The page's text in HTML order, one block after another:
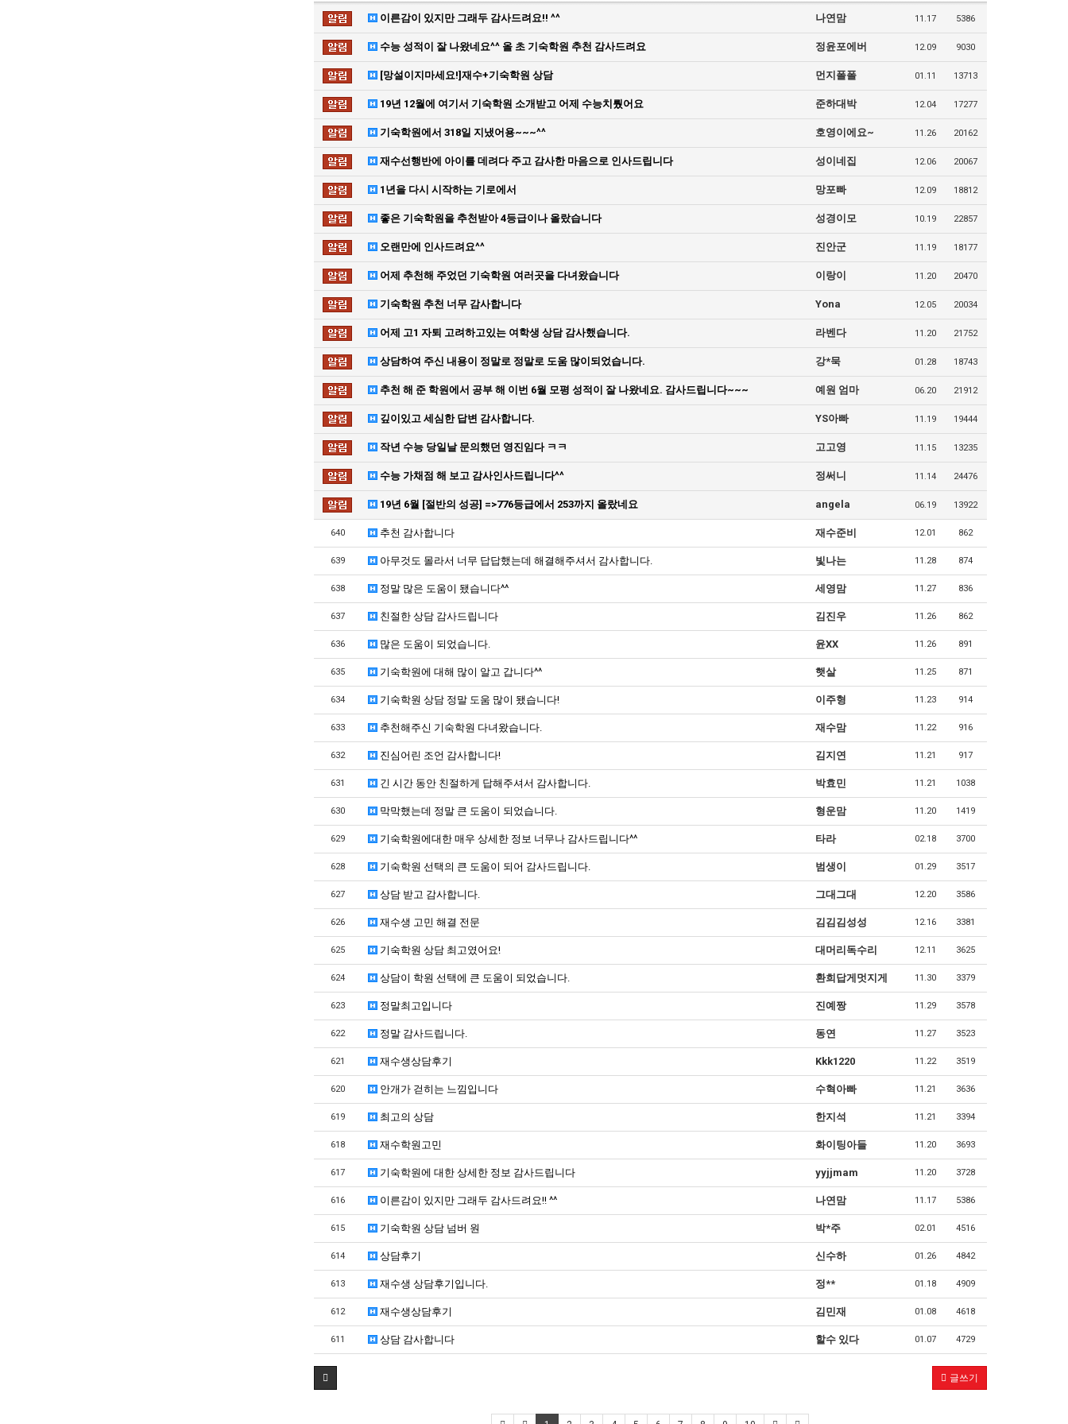
이른감이 있지만 그래두 감사드려요!! ^^ 나연맘 11.17 5386
수능 성적이 잘 나왔네요^^ 올 초 기숙학원 추천 감사드려요 정윤포에버 12.09 9030
[망설이지마세요!]재수+기숙학원 상담 먼지폴폴 01.11 13713
19년 12월에 여기서 기숙학원 소개받고 어제 수능치뤘어요 준하대박 12.04 17277
기숙학원에서 318일 지냈어용~~~^^ 호영이에요~ 11.26 20162
재수선행반에 아이를 데려다 주고 감사한 마음으로 인사드립니다 성이네집 12.06 20067
1년을 다시 시작하는 기로에서 망포빠 12.09 18812
좋은 기숙학원을 추천받아 4등급이나 올랐습니다 성경이모 10.19 22857
오랜만에 인사드려요^^ 진안군 11.19 18177
어제 추천해 주었던 기숙학원 여러곳을 다녀왔습니다 이랑이 11.20 20470
기숙학원 추천 너무 감사합니다 Yona 12.05 20034
어제 고1 자퇴 고려하고있는 여학생 상담 감사했습니다. 라벤다 11.20 21752
상담하여 주신 내용이 정말로 정말로 도움 많이되었습니다. 강*묵 01.28 18743
추천 해 준 학원에서 공부 해 이번 6월 모평 성적이 잘 나왔네요. 감사드립니다~~~ 예원 엄마 06.20 21912
깊이있고 세심한 답변 감사합니다. YS아빠 11.19 19444
작년 수능 당일날 문의했던 영진임다 ㅋㅋ 고고영 11.15 13235
수능 가채점 해 보고 감사인사드립니다^^ 정써니 11.14 24476
19년 6월 [절반의 성공] =>776등급에서 253까지 올랐네요 angela 06.19 13922
640 추천 감사합니다 재수준비 12.01 862
639 아무것도 몰라서 너무 답답했는데 해결해주셔서 감사합니다. 빛나는 11.28 874
638 정말 많은 도움이 됐습니다^^ 세영맘 11.27 836
637 친절한 상담 감사드립니다 김진우 11.26 862
636 많은 도움이 되었습니다. 윤XX 11.26 891
635 기숙학원에 대해 많이 알고 갑니다^^ 햇살 11.25 871
634 기숙학원 상담 정말 도움 많이 됐습니다! 이주형 11.23 914
633 추천해주신 기숙학원 다녀왔습니다. 재수맘 11.22 916
632 진심어린 조언 감사합니다! 김지연 11.21 917
631 긴 시간 동안 친절하게 답해주셔서 감사합니다. 박효민 11.21 1038
630 막막했는데 정말 큰 도움이 되었습니다. 형운맘 11.20 1419
629 기숙학원에대한 매우 상세한 정보 너무나 감사드립니다^^ 타라 02.18 3700
628 기숙학원 선택의 큰 도움이 되어 감사드립니다. 범생이 01.29 3517
627 상담 받고 감사합니다. 그대그대 12.20 3586
626 재수생 고민 해결 전문 김김김성성 12.16 3381
625 기숙학원 상담 최고였어요! 대머리독수리 12.11 3625
624 상담이 학원 선택에 큰 도움이 되었습니다. 환희답게멋지게 11.30 3379
623 정말최고입니다 진예짱 11.29 3578
622 정말 감사드립니다. 동연 11.27 3523
621 재수생상담후기 Kkk1220 11.22 3519
620 안개가 걷히는 느낌입니다 수혁아빠 11.21 3636
619 최고의 상담 한지석 11.21 3394
618 재수학원고민 화이팅아들 11.20 3693
617 기숙학원에 대한 상세한 정보 감사드립니다 yyjjmam 11.20 3728
616 이른감이 있지만 그래두 감사드려요!! ^^ 나연맘 11.17 5386
615 기숙학원 상담 넘버 원 박*주 02.01 4516
614 상담후기 신수하 01.26 4842
613 재수생 상담후기입니다. 정** 01.18 4909
612 재수생상담후기 김민재 01.08 4618
611 상담 감사합니다 할수 있다 01.07 4729
글쓰기